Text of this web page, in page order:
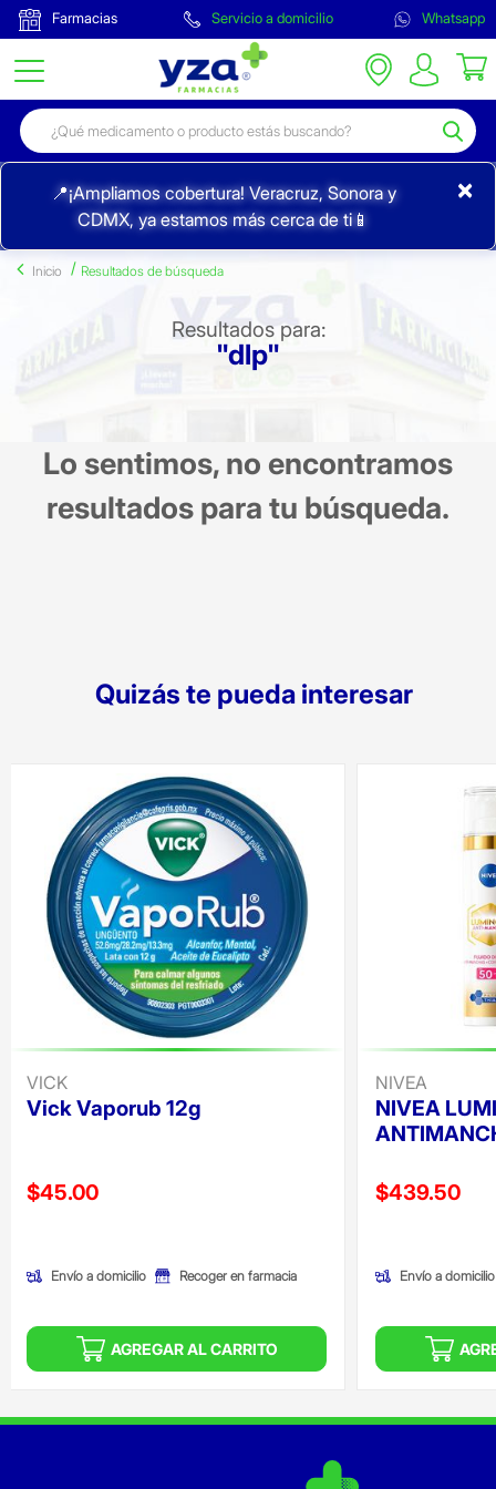
Farmacias Servicio a domicilio Whatsapp
📍¡Ampliamos cobertura! Veracruz, Sonora y
CDMX, ya estamos más cerca de ti📱
×
Inicio Resultados de búsqueda
Resultados para:
"dlp"
Lo sentimos, no encontramos
resultados para tu búsqueda.
Quizás te pueda interesar
VICK
Vick Vaporub 12g
Precio reducido de
$45.00
Envío a domicilio Recoger en farmacia
AGREGAR AL CARRITO
NIVEA
NIVEA
Precio
$439.50
Envío a domicilio